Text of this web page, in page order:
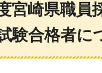
宮崎県職員
験合格者に